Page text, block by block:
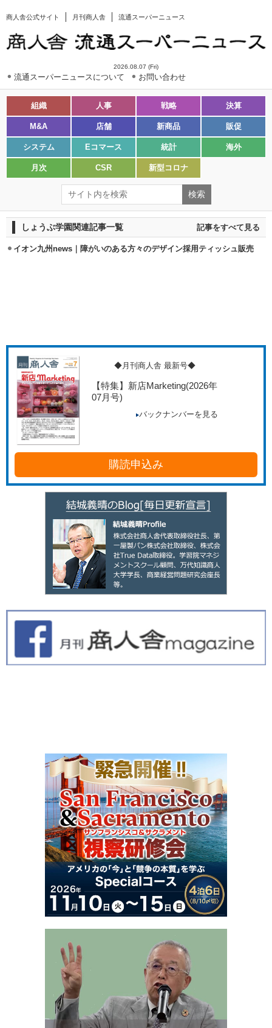
商人舎公式サイト 月刊商人舎 流通スーパーニュース
2026.08.07 (Fri)
流通スーパーニュースについて お問い合わせ
組織 人事 戦略 決算
M&A 店舗 新商品 販促
システム Eコマース 統計 海外
月次 CSR 新型コロナ
しょうぶ学園関連記事一覧 記事をすべて見る
イオン九州news｜障がいのある方々のデザイン採用ティッシュ販売
◆月刊商人舎 最新号◆
【特集】新店Marketing(2026年
07月号)
バックナンバーを見る
購読申込み